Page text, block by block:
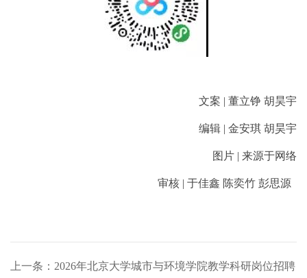
文案 | 董立铮 胡昊宇
编辑 | 金安琪 胡昊宇
图片 | 来源于网络
审核 | 于佳鑫 陈奕竹 彭思源
上一条：2026年北京大学城市与环境学院教学科研岗位招聘